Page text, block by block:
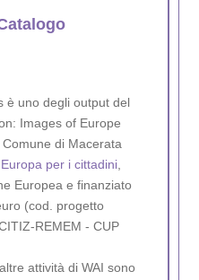
è uno degli output del
Images of Europe
di Macerata
Europa per i cittadini,
Europea e finanziato
(cod. progetto
REMEM - CUP
attività di WAI sono